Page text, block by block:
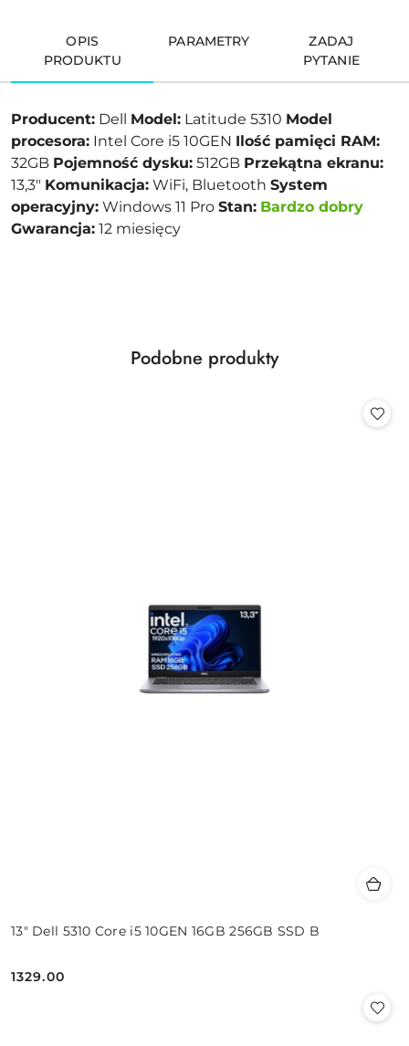
OPIS
PRODUKTU
PARAMETRY
ZADAJ
PYTANIE
Producent: Dell Model: Latitude 5310 Model
procesora: Intel Core i5 10GEN Ilość pamięci RAM:
32GB Pojemność dysku: 512GB Przekątna ekranu:
13,3" Komunikacja: WiFi, Bluetooth System
operacyjny: Windows 11 Pro Stan: Bardzo dobry
Gwarancja: 12 miesięcy
Pomiń karuzelę produktów
Produkty
Podobne produkty
13" Dell 5310 Core i5 10GEN 16GB 256GB SSD B
Cena:
1329.00